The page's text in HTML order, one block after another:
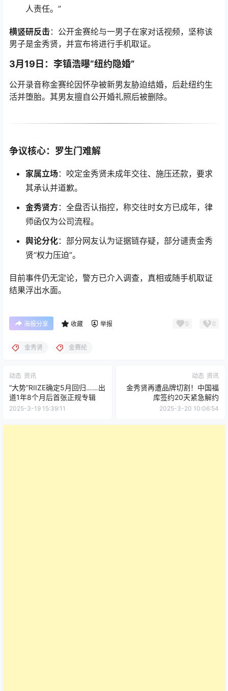
人责任。”
横竖研反击：公开金赛纶与一男子在家对话视频，坚称该
男子是金秀贤，并宣布将进行手机取证。
3月19日：李镇浩曝“纽约隐婚”
公开录音称金赛纶因怀孕被新男友胁迫结婚，后赴纽约生
活并堕胎。其男友擅自公开婚礼照后被删除。
争议核心：罗生门难解
家属立场：咬定金秀贤未成年交往、施压还款，要求
其承认并道歉。
金秀贤方：全盘否认指控，称交往时女方已成年，律
师函仅为公司流程。
舆论分化：部分网友认为证据链存疑，部分谴责金秀
贤“权力压迫”。
目前事件仍无定论，警方已介入调查，真相或随手机取证
结果浮出水面。
海报分享 收藏 举报 0 0
金秀贤 金赛纶
动态 资讯
“大势”RIIZE确定5月回归……出
道1年8个月后首张正规专辑
2025-3-19 15:39:11
动态 资讯
金秀贤再遭品牌切割！中国福
库签约20天紧急解约
2025-3-20 10:06:54